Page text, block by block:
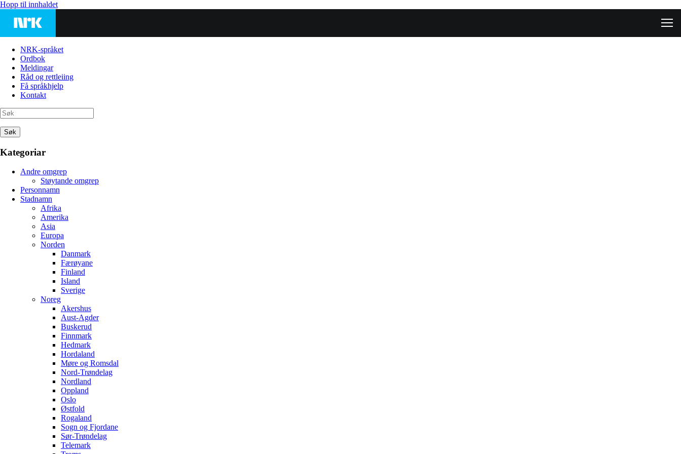
Hopp til innhaldet
NRK-språket
Ordbok
Meldingar
Råd og rettleiing
Få språkhjelp
Kontakt
Søk
Kategoriar
Andre omgrep
Støytande omgrep
Personnamn
Stadnamn
Afrika
Amerika
Asia
Europa
Norden
Danmark
Færøyane
Finland
Island
Sverige
Noreg
Akershus
Aust-Agder
Buskerud
Finnmark
Hedmark
Hordaland
Møre og Romsdal
Nord-Trøndelag
Nordland
Oppland
Oslo
Østfold
Rogaland
Sogn og Fjordane
Sør-Trøndelag
Telemark